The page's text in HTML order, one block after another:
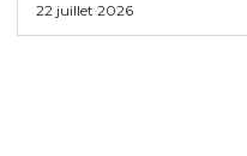
22 juillet 2026